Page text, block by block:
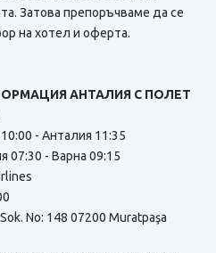
Затова препоръчваме да се
на хотел и оферта.
АНТАЛИЯ С ПОЛЕТ
- Анталия 11:35
07:30 - Варна 09:15
No: 148 07200 Muratpaşa